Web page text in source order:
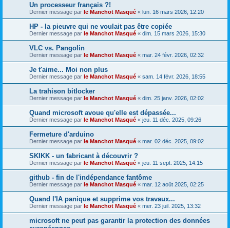
Un processeur français ?!
Dernier message par le Manchot Masqué « lun. 16 mars 2026, 12:20
HP - la pieuvre qui ne voulait pas être copiée
Dernier message par le Manchot Masqué « dim. 15 mars 2026, 15:30
VLC vs. Pangolin
Dernier message par le Manchot Masqué « mar. 24 févr. 2026, 02:32
Je t'aime... Moi non plus
Dernier message par le Manchot Masqué « sam. 14 févr. 2026, 18:55
La trahison bitlocker
Dernier message par le Manchot Masqué « dim. 25 janv. 2026, 02:02
Quand microsoft avoue qu'elle est dépassée...
Dernier message par le Manchot Masqué « jeu. 11 déc. 2025, 09:26
Fermeture d'arduino
Dernier message par le Manchot Masqué « mar. 02 déc. 2025, 09:02
SKIKK - un fabricant à découvrir ?
Dernier message par le Manchot Masqué « jeu. 11 sept. 2025, 14:15
github - fin de l'indépendance fantôme
Dernier message par le Manchot Masqué « mar. 12 août 2025, 02:25
Quand l'IA panique et supprime vos travaux...
Dernier message par le Manchot Masqué « mer. 23 juil. 2025, 13:32
microsoft ne peut pas garantir la protection des données